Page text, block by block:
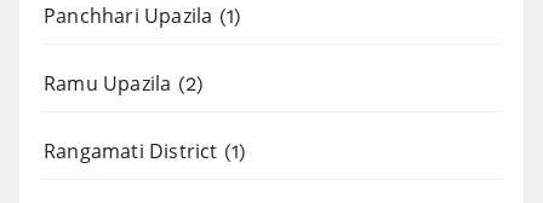
Panchhari Upazila (1)
Ramu Upazila (2)
Rangamati District (1)